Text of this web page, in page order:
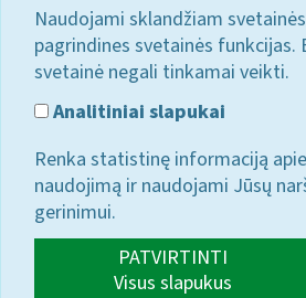
Naudojami sklandžiam
pagrindines svetainės funkcijas.
svetainė negali tinkamai veikti.
Analitiniai slapukai
Renka statistinę informaciją
naudojimą ir naudojami Jūsų
gerinimui.
PATVIRTINTI
Visus slapukus